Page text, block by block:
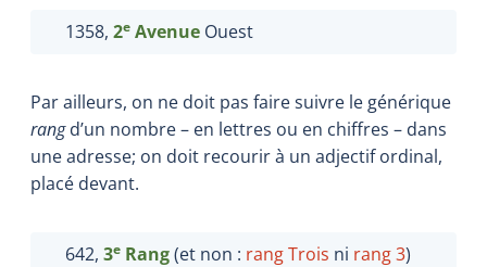
1358, 2e Avenue Ouest
Par ailleurs, on ne doit pas faire suivre le générique
rangd’un nombre – en lettres ou en chiffres – dans
une adresse; on doit recourir à un adjectif ordinal,
placé devant.
642, 3e Rang(et non : rang Trois ni rang 3)